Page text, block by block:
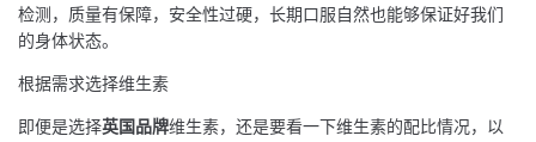
检测，质量有保障，安全性过硬，长期口服自然也能够保证好我们
的身体状态。
根据需求选择维生素
即便是选择英国品牌维生素，还是要看一下维生素的配比情况，以